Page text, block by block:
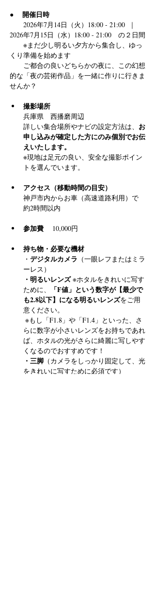
● 開催日時
2026年7月14日（火）18:00 - 21:00  ｜
2026年7月15日（水）18:00 - 21:00　の２日間
※まだ少し明るい夕方から集合し、ゆっ
くり準備を始めます
ご都合の良いどちらかの夜に、この幻想
的な「夜の芸術作品」を一緒に作りに行きま
せんか？
撮影場所
兵庫県　西播磨周辺
詳しい集合場所やナビの設定方法は、 お
申し込みが確定した方にのみ個別でお伝
えいたします。
※現地は足元の良い、安全な撮影ポイン
トを選んでいます。
アクセス（移動時間の目安）
神戸市内からお車（高速道路利用）で
約2時間以内
参加費 10,000円
持ち物・必要な機材
・ デジタルカメラ （一眼レフまたはミラ
ーレス）
・明るいレンズ ※ホタルをきれいに写す
ために、
「F値」という数字が【最少で
も2.8以下】になる明るいレンズをご用
意ください。
らに数字が小さいレンズをお持ちであれ
ば、ホタルの光がさらに綺麗に写しやす
くなるのでおすすめです！
・三脚 （カメラをしっかり固定して、光
をきれいに写すために必須です）